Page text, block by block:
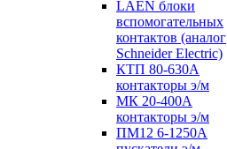
LAEN блоки
вспомогательных
контактов (аналог
Schneider Electric)
КТП 80-630А
контакторы э/м
МК 20-400А
контакторы э/м
ПМ12 6-1250А